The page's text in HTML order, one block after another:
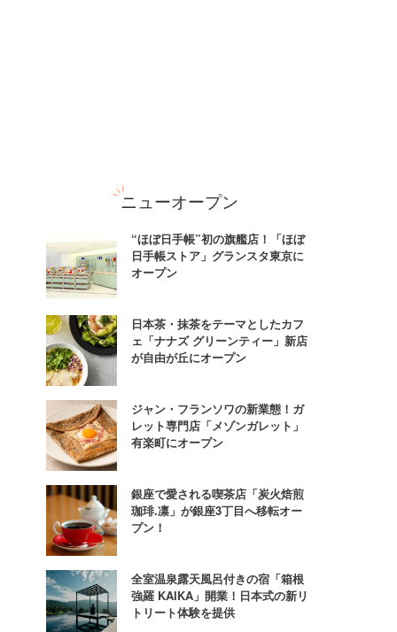
ニューオープン
“ほぼ日手帳”初の旗艦店！「ほぼ
日手帳ストア」グランスタ東京に
オープン
日本茶・抹茶をテーマとしたカフ
ェ「ナナズ グリーンティー」新店
が自由が丘にオープン
ジャン・フランソワの新業態！ガ
レット専門店「メゾンガレット」
有楽町にオープン
銀座で愛される喫茶店「炭火焙煎
珈琲.凛」が銀座3丁目へ移転オー
プン！
全室温泉露天風呂付きの宿「箱根
強羅 KAIKA」開業！日本式の新リ
トリート体験を提供